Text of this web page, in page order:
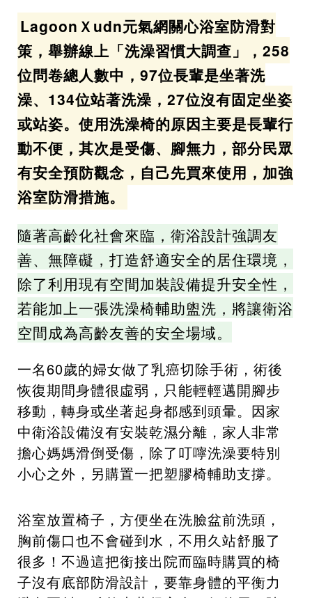
LagoonＸudn元氣網關心浴室防滑對
策，舉辦線上「洗澡習慣大調查」，258
位問卷總人數中，97位長輩是坐著洗
澡、134位站著洗澡，27位沒有固定坐姿
或站姿。使用洗澡椅的原因主要是長輩行
動不便，其次是受傷、腳無力，部分民眾
有安全預防觀念，自己先買來使用，加強
浴室防滑措施。
隨著高齡化社會來臨，衛浴設計強調友
善、無障礙，打造舒適安全的居住環境，
除了利用現有空間加裝設備提升安全性，
若能加上一張洗澡椅輔助盥洗，將讓衛浴
空間成為高齡友善的安全場域。
一名60歲的婦女做了乳癌切除手術，術後
恢復期間身體很虛弱，只能輕輕邁開腳步
移動，轉身或坐著起身都感到頭暈。因家
中衛浴設備沒有安裝乾濕分離，家人非常
擔心媽媽滑倒受傷，除了叮嚀洗澡要特別
小心之外，另購置一把塑膠椅輔助支撐。
浴室放置椅子，方便坐在洗臉盆前洗頭，
胸前傷口也不會碰到水，不用久站舒服了
很多！不過這把銜接出院而臨時購買的椅
子沒有底部防滑設計，要靠身體的平衡力